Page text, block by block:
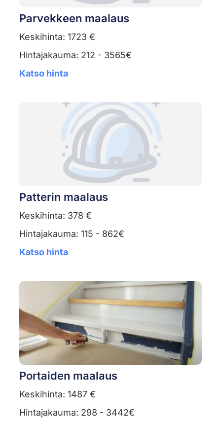
Parvekkeen maalaus
Keskihinta: 1723 €
Hintajakauma: 212 - 3565€
Katso hinta
Patterin maalaus
Keskihinta: 378 €
Hintajakauma: 115 - 862€
Katso hinta
Portaiden maalaus
Keskihinta: 1487 €
Hintajakauma: 298 - 3442€